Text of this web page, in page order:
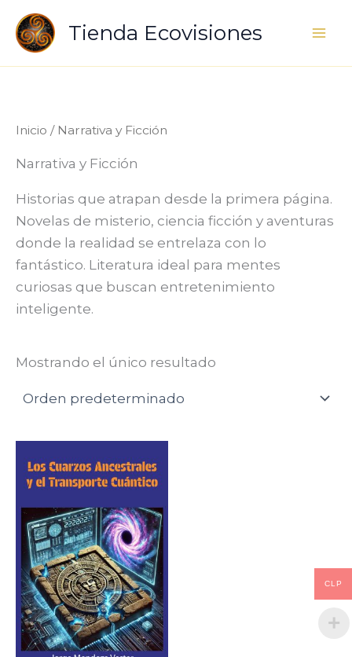
contenido
Tienda Ecovisiones
Inicio / Narrativa y Ficción
Narrativa y Ficción
Historias que atrapan desde la primera página.
Novelas de misterio, ciencia ficción y aventuras
donde la realidad se entrelaza con lo
fantástico. Literatura ideal para mentes
curiosas que buscan entretenimiento
inteligente.
Mostrando el único resultado
CLP